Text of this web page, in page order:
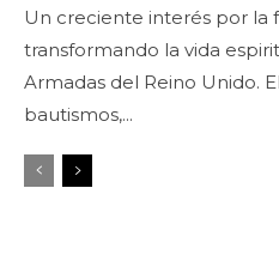
Un creciente interés por la
transformando la vida
Armadas del Reino Unido.
bautismos,...